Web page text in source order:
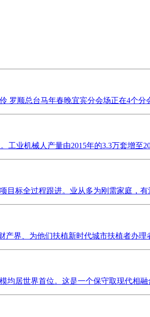
罗顺总台马年春晚宜宾分会场正在4个分
业机械人产量由2015年的3.3万套增至
目标全过程跟进。业从多为刚需家庭，有
界、为他们扶植新时代城市扶植者办理
均居世界首位。这是一个保守取现代相融